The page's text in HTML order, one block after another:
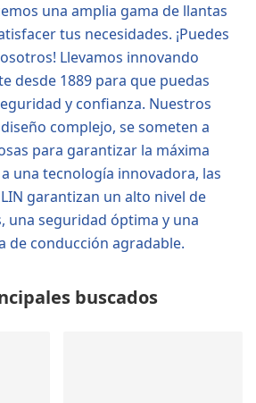
una amplia gama de llantas
tus necesidades. ¡Puedes
Llevamos innovando
desde 1889 para que puedas
y confianza. Nuestros
complejo, se someten a
para garantizar la máxima
una tecnología innovadora, las
garantizan un alto nivel de
una seguridad óptima y una
de conducción agradable.
buscados